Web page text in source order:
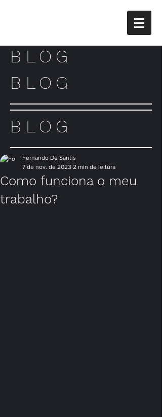
BLOG
BLOG
BLOG
Como funciona o meu
trabalho?
Fernando De Santis
7 de nov. de 2023 2 min de leitura